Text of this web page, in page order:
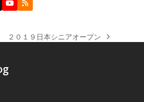
YouTube
RSS
next
２０１９日本シニアオープン